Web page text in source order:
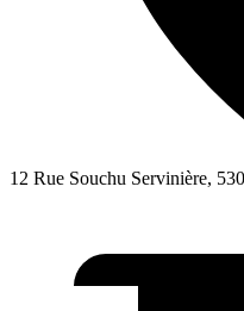
12 Rue Souchu Servinière,